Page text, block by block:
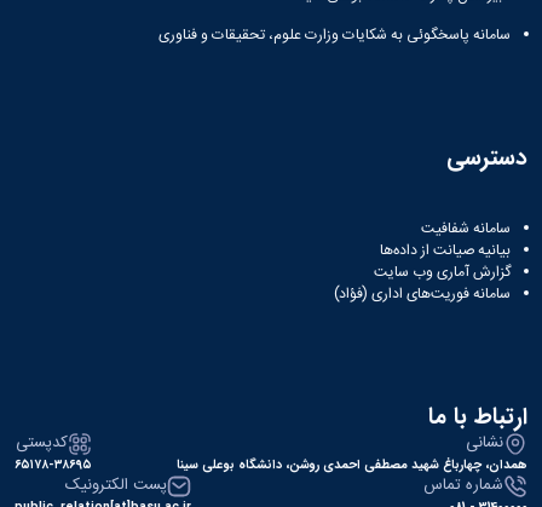
سامانه پاسخگوئی به شکایات وزارت علوم، تحقیقات و فناوری
دسترسی
سامانه شفافیت
بیانیه صیانت از داده‌ها
گزارش آماری وب‌ سایت
سامانه فوریت‌های اداری (فؤاد)
ارتباط با ما
نشانی
همدان، چهارباغ شهید مصطفی احمدی روشن، دانشگاه بوعلی سینا
کدپستی
۶۵۱۷۸-۳۸۶۹۵
شماره تماس پست الکترونیک